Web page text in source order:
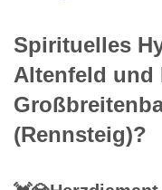
Spirituelles
Altenfeld und
(Rennsteig)?